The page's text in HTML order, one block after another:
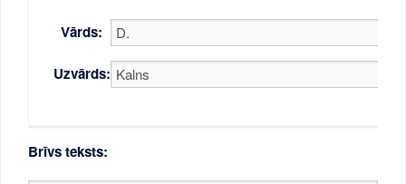
Vārds:
Uzvārds:
Brīvs teksts: